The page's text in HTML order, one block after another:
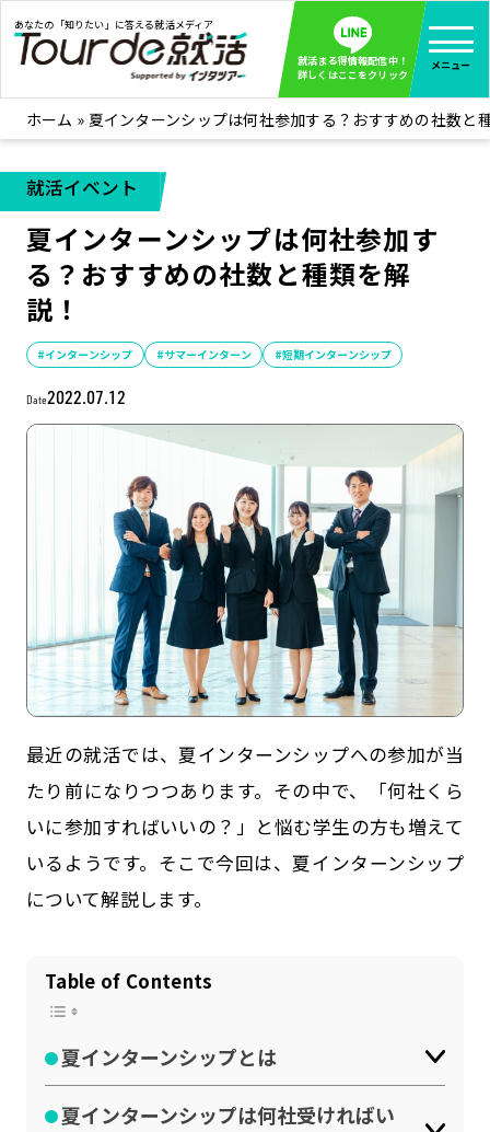
あなたの「知りたい」に答える就活メディア
就活まる得情報配信中！
詳しくはここをクリック
メニュー
就活ノウハウ 全て見る
企業まる見え！特捜部
みんなが知らない企業の裏側を徹底調査！
インタツアー活動レポ 全て見る
インタツアーを使ってどうだった？OBOG成功談
社会人インタビュー
社会人になった今、就活を振り返ってみた
学生就活ブログ
学生ライターが教える、今就活でやるべきこと
企業・業界研究はインタツアー
記事一覧
インタツアー活用法
LINE登録
運営会社
お問い合わせ
プライバシーポリシー
ホーム » 夏インターンシップは何社参加する？おすすめの社数と
就活イベント
夏インターンシップは何社参加す
る？おすすめの社数と種類を解
説！
#インターンシップ #サマーインターン #短期インターンシップ
Date2022.07.12
最近の就活では、夏インターンシップへの参加が当
たり前になりつつあります。その中で、「何社くら
いに参加すればいいの？」と悩む学生の方も増えて
いるようです。そこで今回は、夏インターンシップ
について解説します。
Table of Contents
夏インターンシップとは
夏インターンシップは何社受ければい